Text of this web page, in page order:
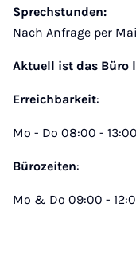
Sprechstunden:
Nach Anfrage per
Aktuell ist das Büro
Erreichbarkeit:
Mo - Do 08:00 -
Bürozeiten:
Mo & Do 09:00 -